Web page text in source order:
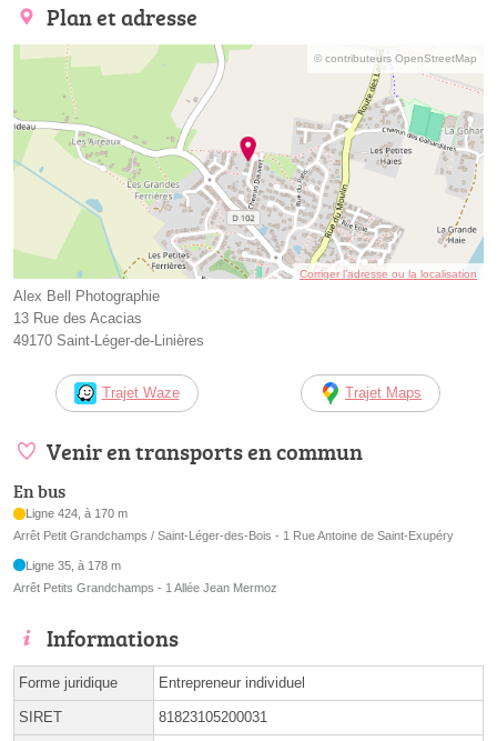
Plan et adresse
© contributeurs OpenStreetMap
Corriger l’adresse ou la localisation
Alex Bell Photographie
13 Rue des Acacias
49170 Saint-Léger-de-Linières
Trajet Waze Trajet Maps
Venir en transports en commun
En bus
Ligne 424, à 170 m
Arrêt Petit Grandchamps / Saint-Léger-des-Bois - 1 Rue Antoine de Saint-Exupéry
Ligne 35, à 178 m
Arrêt Petits Grandchamps - 1 Allée Jean Mermoz
Informations
Forme juridique Entrepreneur individuel
SIRET 81823105200031